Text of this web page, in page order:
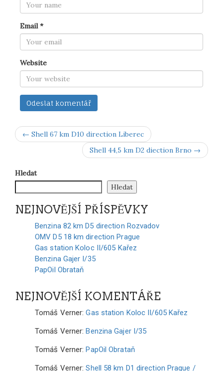
Email*
Website
← Shell 67 km D10 direction Liberec
Shell 44,5 km D2 diection Brno →
Hledat
Hledat
NEJNOVĚJŠÍ PŘÍSPĚVKY
Benzina 82 km D5 direction Rozvadov
OMV D5 18 km direction Prague
Gas station Koloc II/605 Kařez
Benzina Gajer I/35
PapOil Obrataň
NEJNOVĚJŠÍ KOMENTÁŘE
Tomáš Verner:Gas station Koloc II/605 Kařez
Tomáš Verner:Benzina Gajer I/35
Tomáš Verner:PapOil Obrataň
Tomáš Verner:Shell 58 km D1 direction Prague /